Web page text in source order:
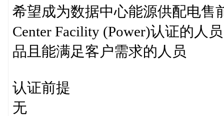
希望成为数据中心能源供配电售
Center Facility (Power)认证的人
品且能满足客户需求的人员
认证前提
无